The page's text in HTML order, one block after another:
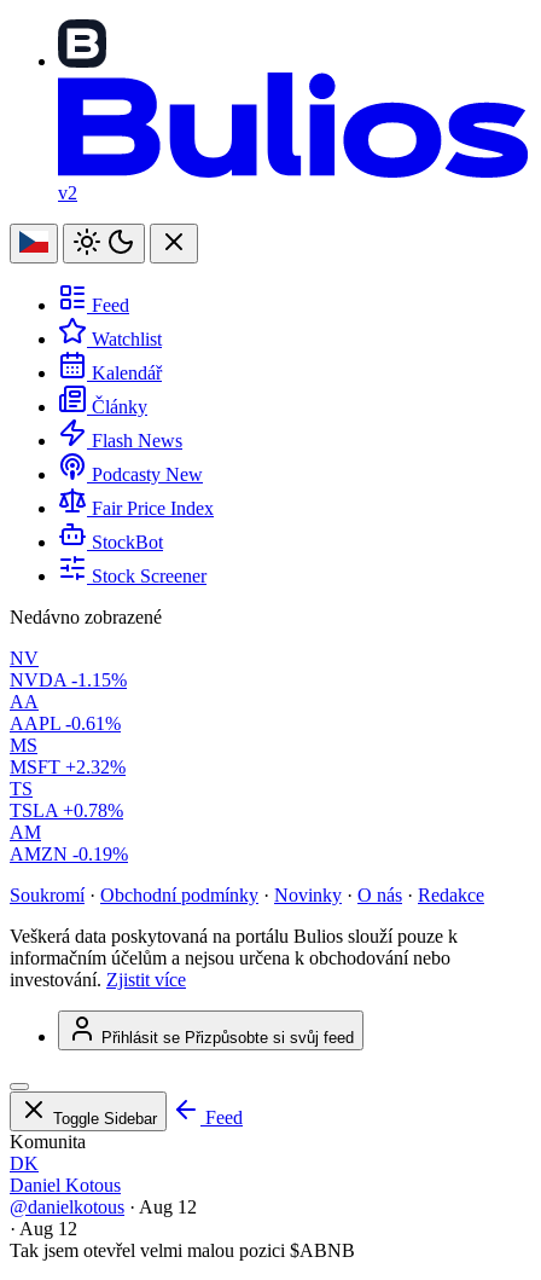
v2
Feed
Watchlist
Kalendář
Články
Flash News
Podcasty New
Fair Price Index
StockBot
Stock Screener
Nedávno zobrazené
NV
NVDA -1.15%
AA
AAPL -0.61%
MS
MSFT +2.32%
TS
TSLA +0.78%
AM
AMZN -0.19%
Soukromí · Obchodní podmínky · Novinky · O nás · Redakce
Veškerá data poskytovaná na portálu Bulios slouží pouze k
informačním účelům a nejsou určena k obchodování nebo
investování. Zjistit více
Přihlásit se Přizpůsobte si svůj feed
Toggle Sidebar
Feed
Komunita
DK
Daniel Kotous
@danielkotous · Aug 12
· Aug 12
Tak jsem otevřel velmi malou pozici $ABNB